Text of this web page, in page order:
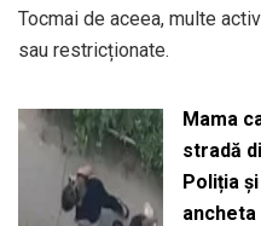
Tocmai de aceea, multe
sau restricționate.
Mama
stradă
Poliția
ancheta